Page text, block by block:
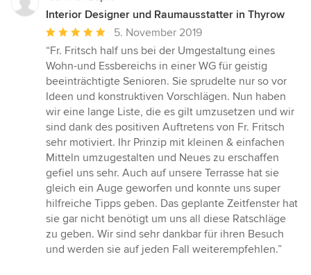
Interior Designer und Raumausstatter in Thyrow
Durchschnittliche
Bewertung:
5
von
5
Sternen
5. November 2019
“Fr. Fritsch half uns bei der Umgestaltung eines
Wohn-und Essbereichs in einer WG für geistig
beeinträchtigte Senioren. Sie sprudelte nur so vor
Ideen und konstruktiven Vorschlägen. Nun haben
wir eine lange Liste, die es gilt umzusetzen und wir
sind dank des positiven Auftretens von Fr. Fritsch
sehr motiviert. Ihr Prinzip mit kleinen & einfachen
Mitteln umzugestalten und Neues zu erschaffen
gefiel uns sehr. Auch auf unsere Terrasse hat sie
gleich ein Auge geworfen und konnte uns super
hilfreiche Tipps geben. Das geplante Zeitfenster hat
sie gar nicht benötigt um uns all diese Ratschläge
zu geben. Wir sind sehr dankbar für ihren Besuch
und werden sie auf jeden Fall weiterempfehlen.”